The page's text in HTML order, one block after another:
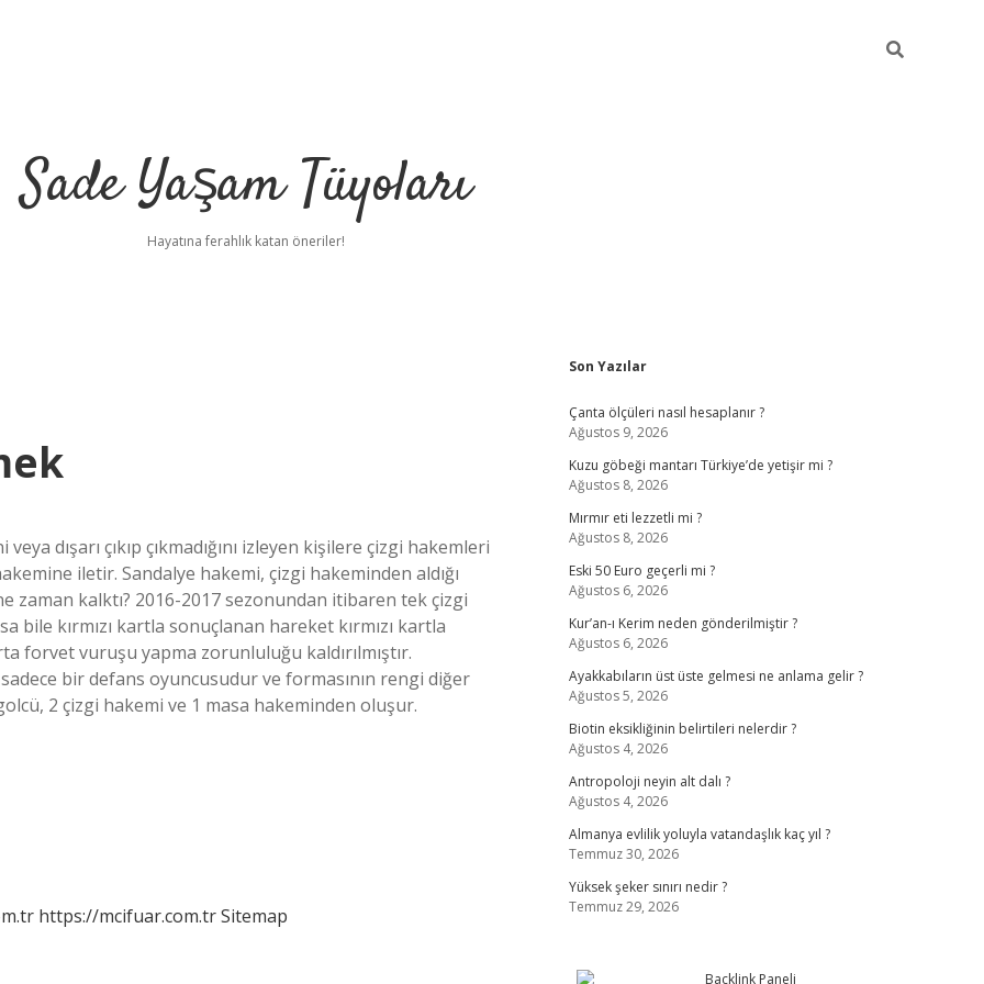
Sade Yaşam Tüyoları
Hayatına ferahlık katan öneriler!
dışarı çıkıp çıkmadığını izleyen kişilere çizgi hakemleri
iletir. Sandalye hakemi, çizgi hakeminden aldığı
zaman kalktı? 2016-2017 sezonundan itibaren tek çizgi
bile kırmızı kartla sonuçlanan hareket kırmızı kartla
forvet vuruşu yapma zorunluluğu kaldırılmıştır.
bir defans oyuncusudur ve formasının rengi diğer
2 çizgi hakemi ve 1 masa hakeminden oluşur.
https://mcifuar.com.trSitemap
Sidebar
Son Yazılar
Çanta ölçüleri nasıl hesaplanır ?
Ağustos 9, 2026
Kuzu göbeği mantarı Türkiye’de yetişir mi ?
Ağustos 8, 2026
Mırmır eti lezzetli mi ?
Ağustos 8, 2026
Eski 50 Euro geçerli mi ?
Ağustos 6, 2026
Kur’an-ı Kerim neden gönderilmiştir ?
Ağustos 6, 2026
Ayakkabıların üst üste gelmesi ne anlama gelir ?
Ağustos 5, 2026
Biotin eksikliğinin belirtileri nelerdir ?
Ağustos 4, 2026
Antropoloji neyin alt dalı ?
Ağustos 4, 2026
Almanya evlilik yoluyla vatandaşlık kaç yıl ?
Temmuz 30, 2026
Yüksek şeker sınırı nedir ?
Temmuz 29, 2026